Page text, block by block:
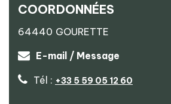
COORDONNÉES
64440 GOURETTE
E-mail / Message
Tél : +33 5 59 05 12 60